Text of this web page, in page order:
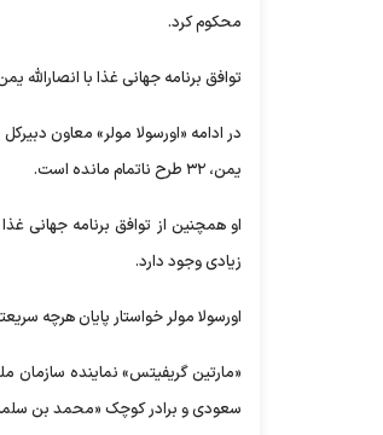
محکوم کرد.
توافق برنامه جهانی غذا با انصارالله
یمن، ۳۲ طرح ناتمام مانده است.
او همچنین از توافق برنامه جهانی
زیادی وجود دارد.
اورسولا مولر خواستار پایان هرچه
«مارتین گریفیتس» نماینده
سعودی و برادر کوچک «محمد بن